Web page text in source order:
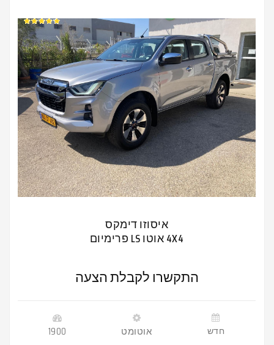
איסוזו דימקס
4X4 אוטו LS פרימיום
התקשרו לקבלת הצעה
1900 אוטומט חדש